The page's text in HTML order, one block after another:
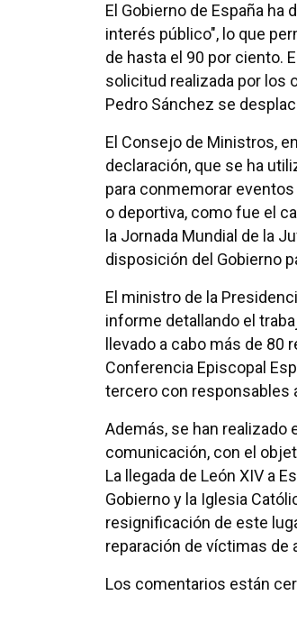
El Gobierno de España ha
interés público", lo que
de hasta el 90 por ciento.
solicitud realizada por los
Pedro Sánchez se
El Consejo de Ministros,
declaración, que se ha
para conmemorar
o deportiva, como fue el
la Jornada Mundial de la
disposición del Gobierno
El ministro de la
informe detallando el
llevado a cabo más de
Conferencia Episcopal
tercero con responsables
Además, se han
comunicación, con el
La llegada de León XIV a
Gobierno y la Iglesia
resignificación de este
reparación de víctimas de
Los comentarios están